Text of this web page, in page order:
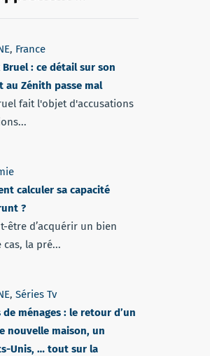
, France
Bruel : ce détail sur son
au Zénith passe mal
fait l'objet d'accusations
calculer sa capacité
?
être d’acquérir un bien
la pré...
, Séries Tv
de ménages : le retour d’un
nouvelle maison, un
Unis, … tout sur la